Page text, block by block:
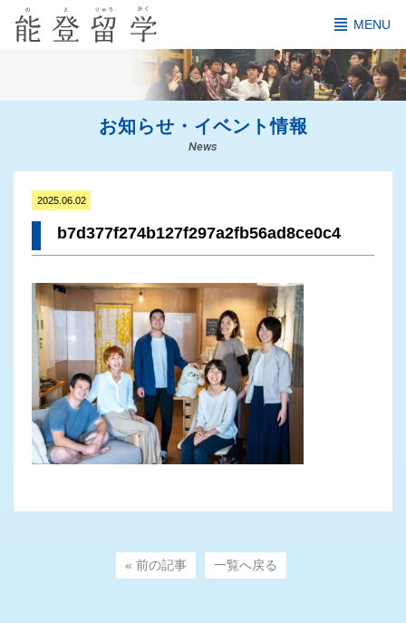
MENU
お知らせ・イベント情報
News
2025.06.02
b7d377f274b127f297a2fb56ad8ce0c4
« 前の記事 一覧へ戻る